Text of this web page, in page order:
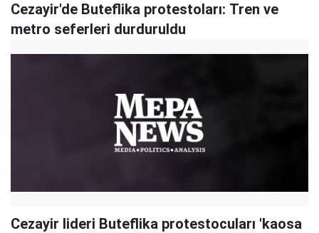
Cezayir'de Buteflika protestoları: Tren ve
metro seferleri durduruldu
Cezayir lideri Buteflika protestocuları 'kaosa